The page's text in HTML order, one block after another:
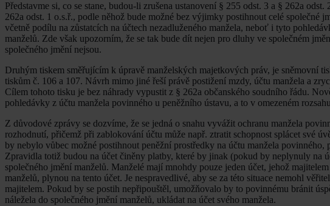
Představme si, co se stane, budou-li zrušena ustanovení § 255 odst. 3 a § 262a
262a odst. 1 o.s.ř., podle něhož bude možné bez výjimky postihnout celé společné
včetně podílu na zůstatcích na účtech nezadluženého manžela, neboť i tyto
manželů. Zde však upozorním, že se tak bude dít nejen pro dluhy ve společném
společného jmění nejsou.
Druhým tiskem směřujícím k úpravě manželských majetkových práv, je sněmovní
tiskům č. 106 a 107. Návrh mimo jiné řeší právě postižení mzdy, účtu manžela a
Cílem tohoto tisku je bez náhrady vypustit z § 262a občanského soudního řádu.
pohledávky z účtu manžela povinného u peněžního ústavu, a to v omezeném
Z důvodové zprávy se dozvíme, že se jedná o snahu vyvážit ochranu manžela
rozhodnutí, přičemž při zablokování účtu může např. ztratit schopnost splácet své
by nebylo vůbec možné postihnout peněžní prostředky na účtu manžela
Zpravidla totiž budou na účet činěny platby, které by jinak (pokud by neplynuly na
společného jmění manželů. Manželé mají mnohdy pouze jeden účet, jehož
manželů, plynou na tento účet. Je nespravedlivé, aby se za této situace nemohl
majitelem. Pokud by se postih nepřipouštěl, umožňovalo by to povinnému bránit
náležela do společného jmění manželů, ukládat na účet svého manžela.